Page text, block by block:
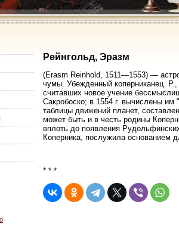
Рейнгольд, Эразм
(Erasm Reinhold, 1511—1553) —
чумы. Убежденный коперниканец.
считавших новое учение
Сакробоско; в 1554 г. вычислены
таблицы движений планет,
может быть и в честь родины
вплоть до появления
Коперника, послужила основанием
* * *